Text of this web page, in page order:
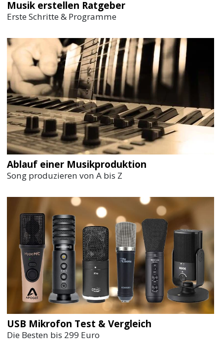
Musik erstellen Ratgeber
Erste Schritte & Programme
Ablauf einer Musikproduktion
Song produzieren von A bis Z
USB Mikrofon Test & Vergleich
Die Besten bis 299 Euro